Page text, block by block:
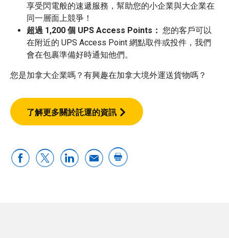
享受閃電般的速遞服務，幫助您的小企業與大企業在
同一層面上競爭！
超過 1,200 個 UPS Access Points： 您的客戶可以
在附近的 UPS Access Point 網點取件或投件，我們
會在包裹準備好時通知他們。
您是加拿大企業嗎？有興趣在加拿大境外運送貨物嗎？
了解更多關於託運的資訊